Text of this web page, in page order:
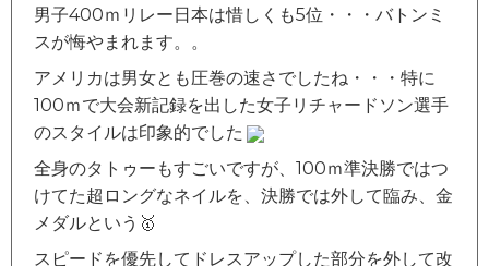
男子400ｍリレー日本は惜しくも5位・・・バトンミ
スが悔やまれます。。
アメリカは男女とも圧巻の速さでしたね・・・特に
100ｍで大会新記録を出した女子リチャードソン選手
のスタイルは印象的でした
全身のタトゥーもすごいですが、100ｍ準決勝ではつ
けてた超ロングなネイルを、決勝では外して臨み、金
メダルという🥇
スピードを優先してドレスアップした部分を外して改